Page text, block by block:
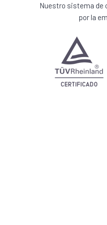
Nuestro sistema de
por la